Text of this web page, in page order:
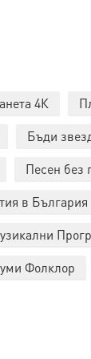
4К
Бъди
Песен без
в България
Фолклор